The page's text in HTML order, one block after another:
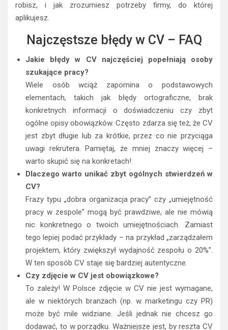
robisz, i jak zrozumiesz potrzeby firmy, do której
aplikujesz.
Najczęstsze błędy w CV – FAQ
Jakie błędy w CV najczęściej popełniają osoby
szukające pracy?
Wiele osób wciąż zapomina o podstawowych
elementach, takich jak błędy ortograficzne, brak
konkretnych informacji o doświadczeniu czy zbyt
ogólne opisy obowiązków. Często zdarza się też, że CV
jest zbyt długie lub za krótkie, przez co nie przyciąga
uwagi rekrutera. Pamiętaj, że mniej znaczy więcej –
warto skupić się na konkretach!
Dlaczego warto unikać zbyt ogólnych stwierdzeń w
CV?
Frazy typu „dobra organizacja pracy” czy „umiejętność
pracy w zespole” mogą być prawdziwe, ale nie mówią
nic konkretnego o twoich umiejętnościach. Zamiast
tego lepiej podać przykłady – na przykład „zarządzałem
projektem, który zwiększył wydajność zespołu o 20%”.
W ten sposób CV staje się bardziej autentyczne.
Czy zdjęcie w CV jest obowiązkowe?
To zależy! W Polsce zdjęcie w CV nie jest wymagane,
ale w niektórych branżach (np. w marketingu czy PR)
może być mile widziane. Jeśli jednak nie chcesz go
dodawać, to w porządku. Ważniejsze jest, by reszta CV